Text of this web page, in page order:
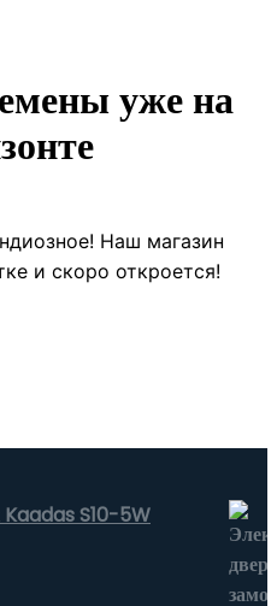
уже на
Наш магазин
и скоро откроется!
Kaadas S10-5W